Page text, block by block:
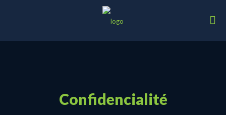
Confidencialité